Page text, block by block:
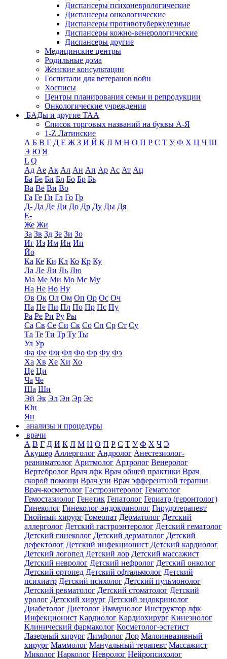
Диспансеры психоневрологические
Диспансеры онкологические
Диспансеры противотуберкулезные
Диспансеры кожно-венерологические
Диспансеры другие
Медицинские центры
Родильные дома
Женские консультации
Госпитали для ветеранов войн
Хосписы
Центры планирования семьи и репродукции
Онкологические учреждения
БАДы и другие ТАА
Список торговых названий на буквы А-Я
1-Z Латинские
А Б В Г Д Е Ж З И Й К Л М Н О П Р С Т У Ф Х Ц Ч Ш
Э Ю Я
L Q
Ад Ае Ак Ал Ан Ап Ар Ас Ат Ац
Ба Бе Би Бл Бо Бр Бь
Ва Ве Ви Во
Га Ге Ги Гл Го Гр
Д- Да Де Ди До Др Ду Ды Дя
Е-
Же Жи
За Зв Зд Зе Зи Зо
Иг Из Им Ин Ип
Йо
Ка Ке Ки Кл Ко Кр Ку
Ла Ле Ли Ль Лю
Ма Ме Ми Мо Мс Му
На Не Но Ну
Ов Ок Ол Ом Оп Ор Ос Оч
Па Пе Пи Пл По Пр Пс Пу
Ра Ре Ри Ру Ры
Са Св Се Си Ск Со Сп Ср Ст Су
Та Те Ти Тр Ту Ты
Ул Ур
Фа Фе Фи Фл Фо Фр Фу Фэ
Ха Хв Хе Хи Хо
Це Ци
Ча Че
Ша Ши
Эй Эк Эл Эн Эр Эс
Юн
Ян
анализы и процедуры
врачи
А В Г Д И К Л М Н О П Р С Т У Ф Х Ч Э
Акушер Аллерголог Андролог Анестезиолог-
реаниматолог Аритмолог Артролог Венеролог
Вертебролог Врач лфк Врач общей практики Врач
скорой помощи Врач узи Врач эфферентной терапии
Врач-косметолог Гастроэнтеролог Гематолог
Гемостазиолог Генетик Гепатолог Гериатр (геронтолог)
Гинеколог Гинеколог-эндокринолог Гирудотерапевт
Гнойный хирург Гомеопат Дерматолог Детский
аллерголог Детский гастроэнтеролог Детский гематолог
Детский гинеколог Детский дерматолог Детский
дефектолог Детский инфекционист Детский кардиолог
Детский логопед Детский лор Детский массажист
Детский невролог Детский нефролог Детский онколог
Детский ортопед Детский офтальмолог Детский
психиатр Детский психолог Детский пульмонолог
Детский ревматолог Детский стоматолог Детский
уролог Детский хирург Детский эндокринолог
Диабетолог Диетолог Иммунолог Инструктор лфк
Инфекционист Кардиолог Кардиохирург Кинезиолог
Клинический фармаколог Косметолог-эстетист
Лазерный хирург Лимфолог Лор Малоинвазивный
хирург Маммолог Мануальный терапевт Массажист
Миколог Нарколог Невролог Нейропсихолог